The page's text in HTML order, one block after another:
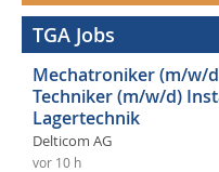
TGA Jobs
Mechatroniker (m/w/
Techniker (m/w/d)
Lagertechnik
Delticom AG
vor 10 h